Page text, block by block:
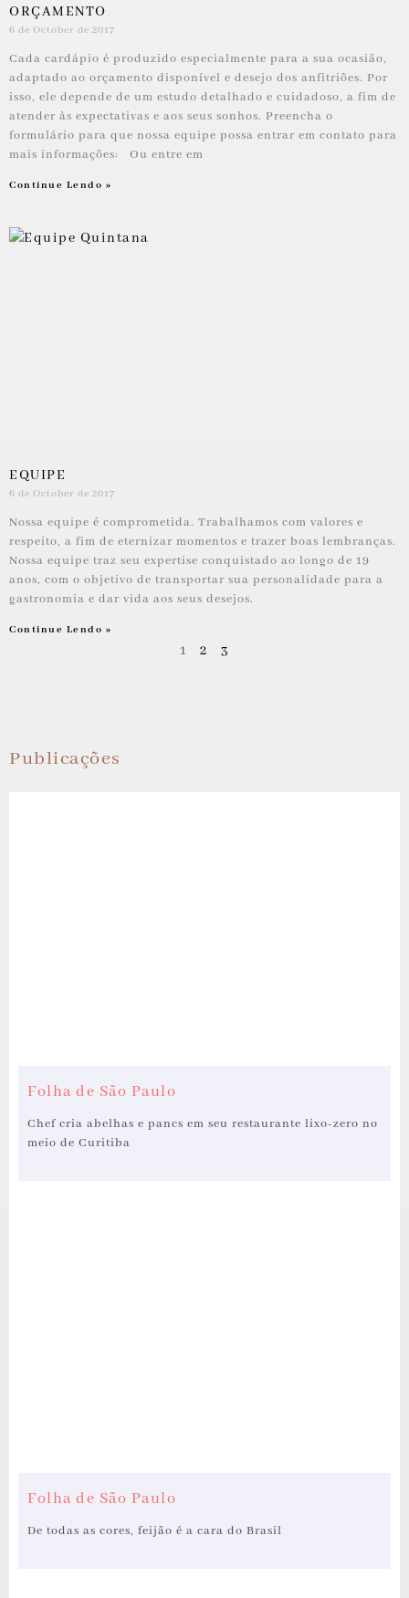
ORÇAMENTO
6 de October de 2017
Cada cardápio é produzido especialmente para a sua ocasião,
adaptado ao orçamento disponível e desejo dos anfitriões. Por
isso, ele depende de um estudo detalhado e cuidadoso, a fim de
atender às expectativas e aos seus sonhos. Preencha o
formulário para que nossa equipe possa entrar em contato para
mais informações: Ou entre em
Continue Lendo »
EQUIPE
6 de October de 2017
Nossa equipe é comprometida. Trabalhamos com valores e
respeito, a fim de eternizar momentos e trazer boas lembranças.
Nossa equipe traz seu expertise conquistado ao longo de 19
anos, com o objetivo de transportar sua personalidade para a
gastronomia e dar vida aos seus desejos.
Continue Lendo »
1 2 3
Publicações
Folha de São Paulo
Chef cria abelhas e pancs em seu restaurante lixo-zero no
meio de Curitiba
Folha de São Paulo
De todas as cores, feijão é a cara do Brasil